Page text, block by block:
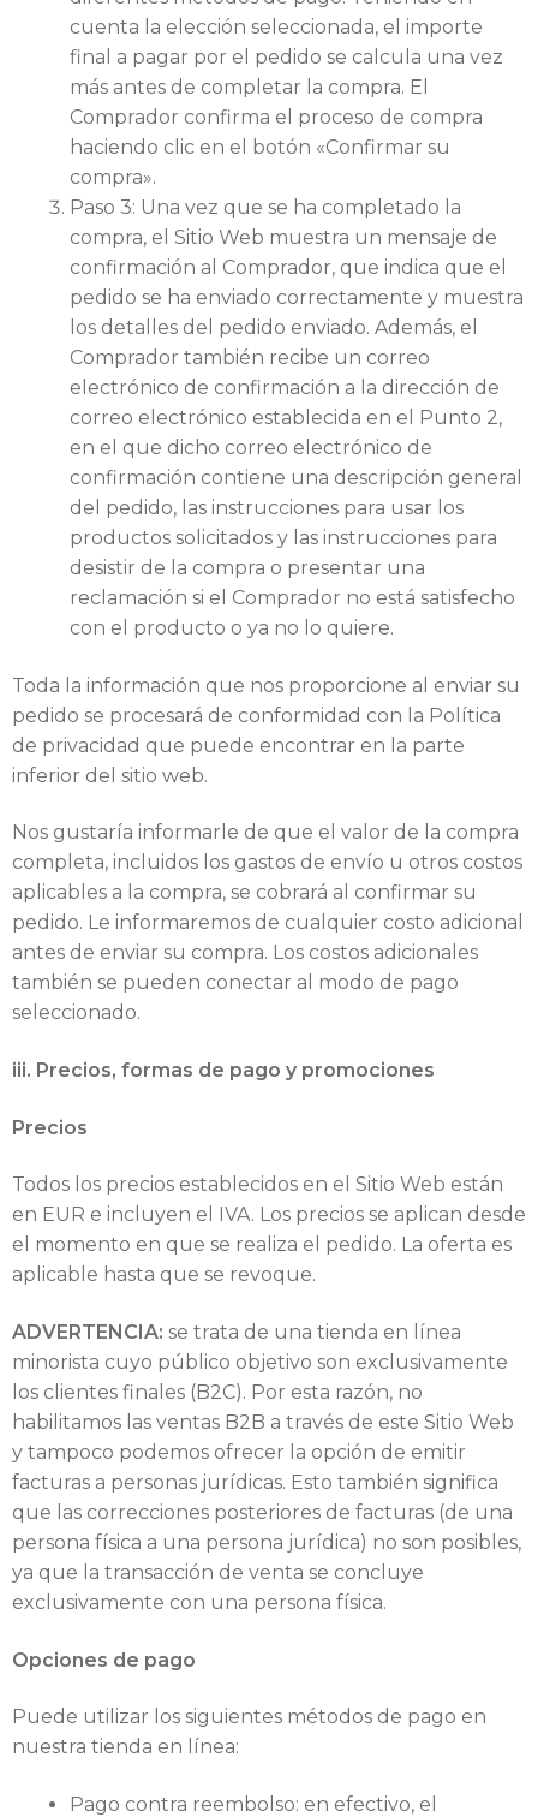
cuenta la elección seleccionada, el importe
final a pagar por el pedido se calcula una vez
más antes de completar la compra. El
Comprador confirma el proceso de compra
haciendo clic en el botón «Confirmar su
compra».
Paso 3: Una vez que se ha completado la
compra, el Sitio Web muestra un mensaje de
confirmación al Comprador, que indica que el
pedido se ha enviado correctamente y muestra
los detalles del pedido enviado. Además, el
Comprador también recibe un correo
electrónico de confirmación a la dirección de
correo electrónico establecida en el Punto 2,
en el que dicho correo electrónico de
confirmación contiene una descripción general
del pedido, las instrucciones para usar los
productos solicitados y las instrucciones para
desistir de la compra o presentar una
reclamación si el Comprador no está satisfecho
con el producto o ya no lo quiere.
Toda la información que nos proporcione al enviar su
pedido se procesará de conformidad con la Política
de privacidad que puede encontrar en la parte
inferior del sitio web.
Nos gustaría informarle de que el valor de la compra
completa, incluidos los gastos de envío u otros costos
aplicables a la compra, se cobrará al confirmar su
pedido. Le informaremos de cualquier costo adicional
antes de enviar su compra. Los costos adicionales
también se pueden conectar al modo de pago
seleccionado.
iii. Precios, formas de pago y promociones
Precios
Todos los precios establecidos en el Sitio Web están
en EUR e incluyen el IVA. Los precios se aplican desde
el momento en que se realiza el pedido. La oferta es
aplicable hasta que se revoque.
ADVERTENCIA: se trata de una tienda en línea
minorista cuyo público objetivo son exclusivamente
los clientes finales (B2C). Por esta razón, no
habilitamos las ventas B2B a través de este Sitio Web
y tampoco podemos ofrecer la opción de emitir
facturas a personas jurídicas. Esto también significa
que las correcciones posteriores de facturas (de una
persona física a una persona jurídica) no son posibles,
ya que la transacción de venta se concluye
exclusivamente con una persona física.
Opciones de pago
Puede utilizar los siguientes métodos de pago en
nuestra tienda en línea:
Pago contra reembolso: en efectivo, el